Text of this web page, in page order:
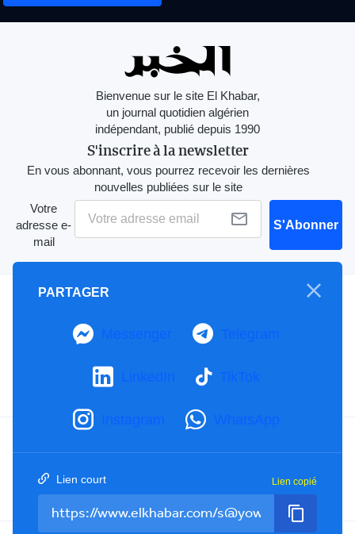
Bienvenue sur le site El Khabar,
un journal quotidien algérien
indépendant, publié depuis 1990
S'inscrire à la newsletter
En vous abonnant, vous pourrez recevoir les dernières
nouvelles publiées sur le site
Votre
adresse e-
mail
S'Abonner
Mention Légale
Notre Charte
Facebook YouTube TikTok
Twitter RSS
PARTAGER
Messenger Telegram
LinkedIn TikTok
Instagram WhatsApp
Lien court Lien copié